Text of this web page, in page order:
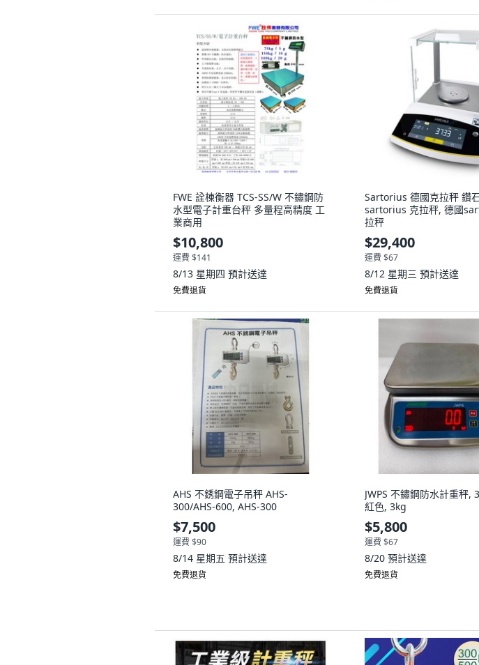
FWE 詮棟衡器 TCS-SS/W 不鏽鋼防
水型電子計重台秤 多量程高精度 工
業商用
$10,800
運費 $141
8/13 星期四 預計送達
免費退貨
Sartorius 德國克拉秤 鑽
sartorius 克拉秤, 德國
拉秤
$29,400
運費 $67
8/12 星期三 預計送達
免費退貨
AHS 不銹鋼電子吊秤 AHS-
300/AHS-600, AHS-300
$7,500
運費 $90
8/14 星期五 預計送達
免費退貨
JWPS 不鏽鋼防水計重秤,
紅色, 3kg
$5,800
運費 $67
8/20 預計送達
免費退貨